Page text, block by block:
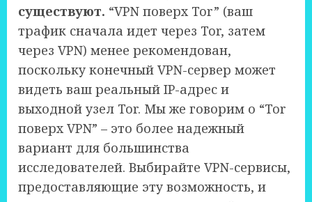
существуют. “VPN поверх Tor” (ваш
трафик сначала идет через Tor, затем
через VPN) менее рекомендован,
поскольку конечный VPN-сервер может
видеть ваш реальный IP-адрес и
выходной узел Tor. Мы же говорим о “Tor
поверх VPN” – это более надежный
вариант для большинства
исследователей. Выбирайте VPN-сервисы,
предоставляющие эту возможность, и